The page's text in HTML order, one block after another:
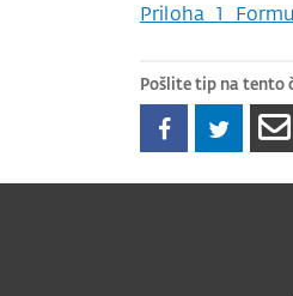
Pošlite tip na tento